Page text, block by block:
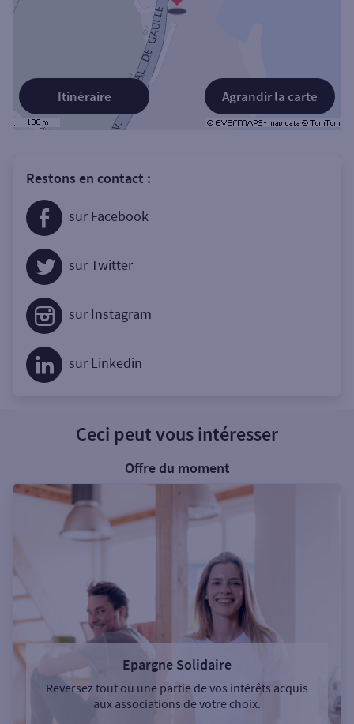
Agrandir la carte
Itinéraire
Restons en contact :
sur Facebook
sur Twitter
sur Instagram
sur Linkedin
Ceci peut vous intéresser
Offre du moment
Epargne Solidaire
Reversez tout ou une partie de vos intérêts acquis
aux associations de votre choix.